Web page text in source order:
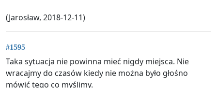
(Jarosław, 2018-12-11)
#1595
Taka sytuacja nie powinna mieć nigdy miejsca. Nie
wracajmy do czasów kiedy nie można było głośno
mówić tego co myślimy.